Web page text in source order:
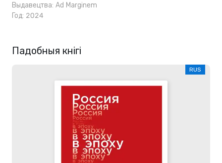
Выдавецтва: Ad Marginem
Год: 2024
Падобныя кнігі
RUS